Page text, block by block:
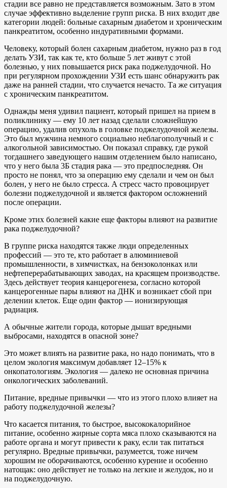
стадии все равно не представляется возможным. Зато в этом
случае эффективно выделение групп риска. В них входит две
категории людей: больные сахарным диабетом и хроническим
панкреатитом, особенно индуративными формами.
Человеку, который болен сахарным диабетом, нужно раз в год
делать УЗИ, так как те, кто больше 5 лет живут с этой
болезнью, у них повышается риск рака поджелудочной. Но
при регулярном прохождении УЗИ есть шанс обнаружить рак
даже на ранней стадии, что случается нечасто. Та же ситуация
с хроническим панкреатитом.
Однажды меня удивил пациент, который пришел на прием в
поликлинику — ему 10 лет назад сделали сложнейшую
операцию, удалив опухоль в головке поджелудочной железы.
Это был мужчина немного социально неблагополучный и с
алкогольной зависимостью. Он показал справку, где рукой
тогдашнего заведующего нашим отделением было написано,
что у него была 3Б стадия рака — это предпоследняя. Он
просто не понял, что за операцию ему сделали и чем он был
болен, у него не было стресса. А стресс часто провоцирует
болезни поджелудочной и является фактором осложнений
после операции.
Кроме этих болезней какие еще факторы влияют на развитие
рака поджелудочной?
В группе риска находятся также люди определенных
профессий — это те, кто работает в алюминиевой
промышленности, в химчистках, на бензоколонках или
нефтеперерабатывающих заводах, на красящем производстве.
Здесь действует теория канцерогенеза, согласно которой
канцерогенные пары влияют на ДНК и возникает сбой при
делении клеток. Еще один фактор — ионизирующая
радиация.
А обычные жители города, которые дышат вредными
выбросами, находятся в опасной зоне?
Это может влиять на развитие рака, но надо понимать, что в
целом экология максимум добавляет 12–15% к
онкопатологиям. Экология — далеко не основная причина
онкологических заболеваний.
Питание, вредные привычки — что из этого плохо влияет на
работу поджелудочной железы?
Что касается питания, то быстрое, высококалорийное
питание, особенно жирные сорта мяса плохо сказываются на
работе органа и могут привести к раку, если так питаться
регулярно. Вредные привычки, разумеется, тоже ничем
хорошим не оборачиваются, особенно курение и особенно
натощак: оно действует не только на легкие и желудок, но и
на поджелудочную.